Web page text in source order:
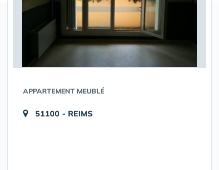
APPARTEMENT MEUBLÉ
51100 - REIMS